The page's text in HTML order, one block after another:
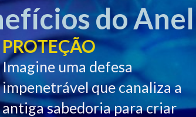
do
PROTEÇÃO
Imagine uma defesa
impenetrável que canaliza a
antiga sabedoria para criar